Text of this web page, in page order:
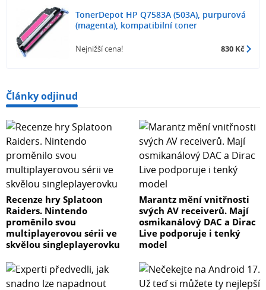
TonerDepot HP Q7583A (503A), purpurová
(magenta), kompatibilní toner
Nejnižší cena! 830 Kč
Články odjinud
Recenze hry Splatoon
Raiders. Nintendo
proměnilo svou
multiplayerovou sérii ve
skvělou singleplayerovku
Marantz mění vnitřnosti
svých AV receiverů. Mají
osmikanálový DAC a Dirac
Live podporuje i tenký
model